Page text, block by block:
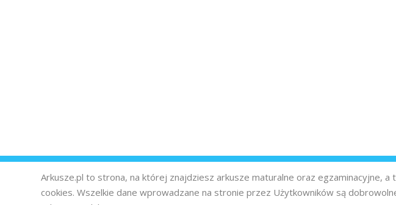
Arkusze.pl to strona, na której znajdziesz arkusze maturalne oraz egzaminacyjne,
cookies. Wszelkie dane wprowadzane na stronie przez Użytkowników są